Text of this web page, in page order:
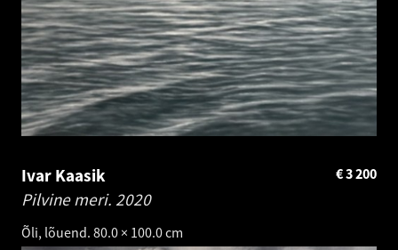
Ivar Kaasik
Pilvine meri. 2020
Õli, lõuend. 80.0 × 100.0 cm
3 200
€